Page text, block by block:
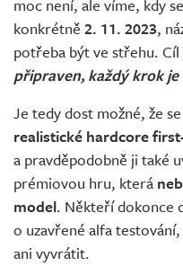
moc není, ale víme, kdy
konkrétně 2. 11. 2023,
potřeba být ve střehu. Cíl
připraven, každý krok je
Je tedy dost možné, že
realistické hardcore
a pravděpodobně ji také
prémiovou hru, která
model. Někteří dokonce
o uzavřené alfa
ani vyvrátit.